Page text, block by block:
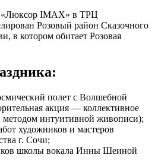
«Люксор IMAX» в ТРЦ
Розовый район Сказочного
в котором обитает Розовая
полет с Волшебной
акция — коллективное
методом интуитивной живописи);
художников и мастеров
г. Сочи;
школы вокала Инны Шеиной